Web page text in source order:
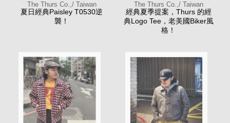
The Thurs Co.,/ Taiwan
夏日經典Paisley T0530逆
襲！
The Thurs Co.,/ Taiwan
經典夏季提案，Thurs 的經
典Logo Tee，老美國Biker風
格！